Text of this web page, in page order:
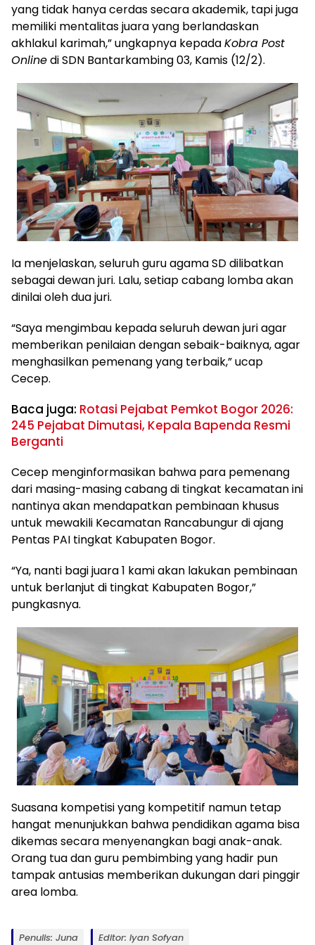
yang tidak hanya cerdas secara akademik, tapi juga
memiliki mentalitas juara yang berlandaskan
akhlakul karimah,” ungkapnya kepadaKobra Post
Onlinedi SDN Bantarkambing 03, Kamis (12/2).
Ia menjelaskan, seluruh guru agama SD dilibatkan
sebagai dewan juri. Lalu, setiap cabang lomba akan
dinilai oleh dua juri.
“Saya mengimbau kepada seluruh dewan juri agar
memberikan penilaian dengan sebaik-baiknya, agar
menghasilkan pemenang yang terbaik,” ucap
Cecep.
Baca juga: Rotasi Pejabat Pemkot Bogor 2026:
245 Pejabat Dimutasi, Kepala Bapenda Resmi
Berganti
Cecep menginformasikan bahwa para pemenang
dari masing-masing cabang di tingkat kecamatan ini
nantinya akan mendapatkan pembinaan khusus
untuk mewakili Kecamatan Rancabungur di ajang
Pentas PAI tingkat Kabupaten Bogor.
“Ya, nanti bagi juara 1 kami akan lakukan pembinaan
untuk berlanjut di tingkat Kabupaten Bogor,”
pungkasnya.
Suasana kompetisi yang kompetitif namun tetap
hangat menunjukkan bahwa pendidikan agama bisa
dikemas secara menyenangkan bagi anak-anak.
Orang tua dan guru pembimbing yang hadir pun
tampak antusias memberikan dukungan dari pinggir
area lomba.
Penulis: Juna Editor: Iyan Sofyan